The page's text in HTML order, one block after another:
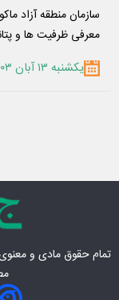
معرفی ظرفیت ها و
یکشنبه ۱۳ آبان ۱۴۰۳
تمام حقوق مادی‌ و